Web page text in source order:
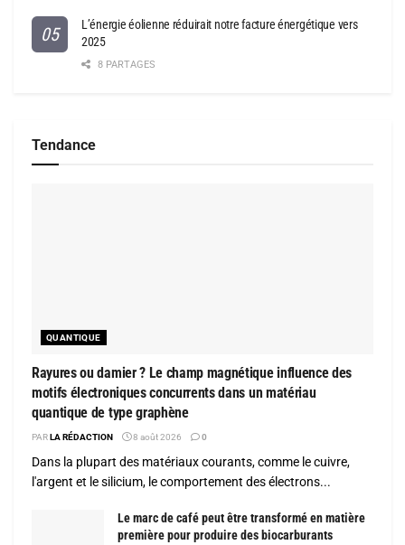
L’énergie éolienne réduirait notre facture énergétique vers
2025
8 PARTAGES
Tendance
QUANTIQUE
Rayures ou damier ? Le champ magnétique influence des
motifs électroniques concurrents dans un matériau
quantique de type graphène
PARLA RÉDACTION 8 août 2026 0
Dans la plupart des matériaux courants, comme le cuivre,
l'argent et le silicium, le comportement des électrons...
Le marc de café peut être transformé en matière
première pour produire des biocarburants